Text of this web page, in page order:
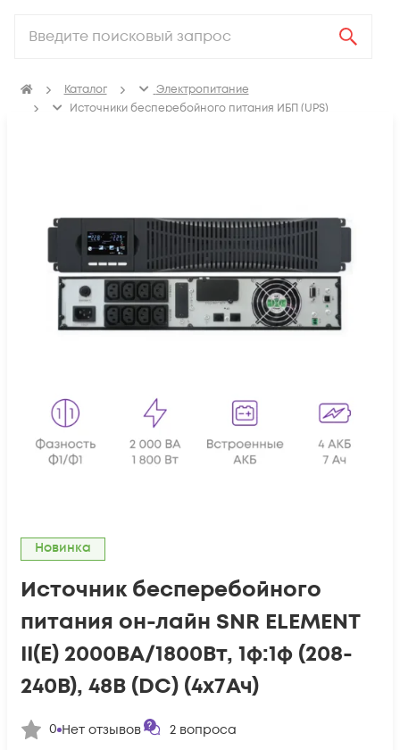
Каталог
Электропитание
Источники бесперебойного питания ИБП (UPS)
Новинка
Источник бесперебойного
питания он-лайн SNR ELEMENT
II(E) 2000ВА/1800Вт, 1ф:1ф (208-
240В), 48В (DC) (4x7Ач)
0 Нет отзывов 2 вопроса